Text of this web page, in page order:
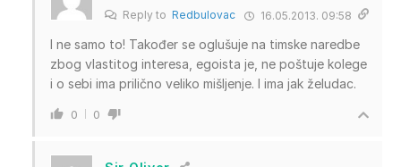
Reply to Redbulovac 16.05.2013. 09:58
I ne samo to! Također se oglušuje na timske naredbe
zbog vlastitog interesa, egoista je, ne poštuje kolege
i o sebi ima prilično veliko mišljenje. I ima jak želudac.
0 0